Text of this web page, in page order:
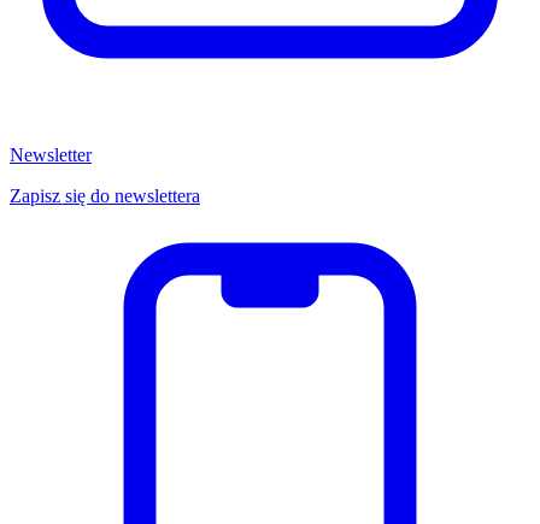
Newsletter
Zapisz się do newslettera